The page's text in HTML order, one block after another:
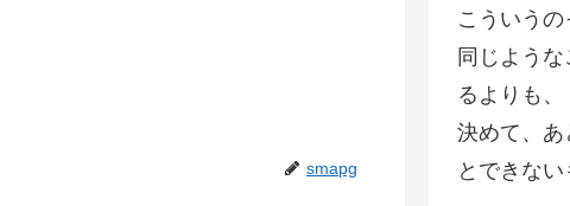
smapg
こういう
同じよう
るよりも
決めて、あ
とできな